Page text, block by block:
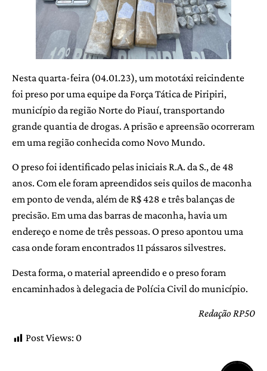
Nesta quarta-feira (04.01.23), um mototáxi reicindente
foi preso por uma equipe da Força Tática de Piripiri,
município da região Norte do Piauí, transportando
grande quantia de drogas. A prisão e apreensão ocorreram
em uma região conhecida como Novo Mundo.
O preso foi identificado pelas iniciais R.A. da S., de 48
anos. Com ele foram apreendidos seis quilos de maconha
em ponto de venda, além de R$ 428 e três balanças de
precisão. Em uma das barras de maconha, havia um
endereço e nome de três pessoas. O preso apontou uma
casa onde foram encontrados 11 pássaros silvestres.
Desta forma, o material apreendido e o preso foram
encaminhados à delegacia de Polícia Civil do município.
Redação RP50
Post Views: 0